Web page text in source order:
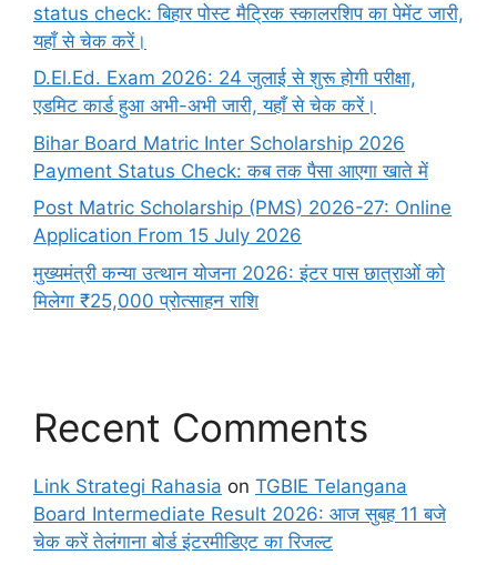
status check: बिहार पोस्ट मैट्रिक स्कालरशिप का पेमेंट जारी,
यहाँ से चेक करें।
D.El.Ed. Exam 2026: 24 जुलाई से शुरू होगी परीक्षा,
एडमिट कार्ड हुआ अभी-अभी जारी, यहाँ से चेक करें।
Bihar Board Matric Inter Scholarship 2026
Payment Status Check: कब तक पैसा आएगा खाते में
Post Matric Scholarship (PMS) 2026-27: Online
Application From 15 July 2026
मुख्यमंत्री कन्या उत्थान योजना 2026: इंटर पास छात्राओं को
मिलेगा ₹25,000 प्रोत्साहन राशि
Recent Comments
Link Strategi Rahasia on TGBIE Telangana
Board Intermediate Result 2026: आज सुबह 11 बजे
चेक करें तेलंगाना बोर्ड इंटरमीडिएट का रिजल्ट